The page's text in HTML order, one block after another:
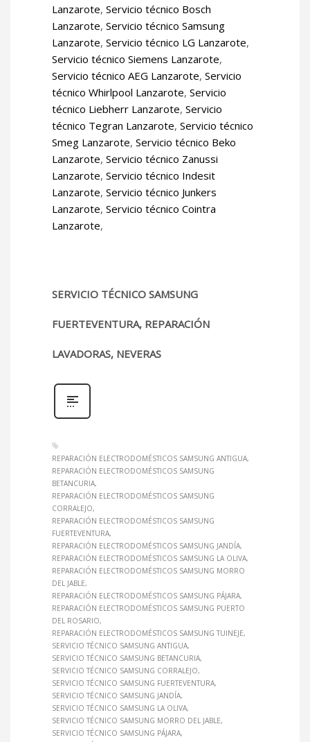
Lanzarote, Servicio técnico Bosch
Lanzarote, Servicio técnico Samsung
Lanzarote, Servicio técnico LG Lanzarote,
Servicio técnico Siemens Lanzarote,
Servicio técnico AEG Lanzarote, Servicio
técnico Whirlpool Lanzarote, Servicio
técnico Liebherr Lanzarote, Servicio
técnico Tegran Lanzarote, Servicio técnico
Smeg Lanzarote, Servicio técnico Beko
Lanzarote, Servicio técnico Zanussi
Lanzarote, Servicio técnico Indesit
Lanzarote, Servicio técnico Junkers
Lanzarote, Servicio técnico Cointra
Lanzarote,
SERVICIO TÉCNICO SAMSUNG
FUERTEVENTURA, REPARACIÓN
LAVADORAS, NEVERAS
REPARACIÓN ELECTRODOMÉSTICOS SAMSUNG ANTIGUA
REPARACIÓN ELECTRODOMÉSTICOS SAMSUNG
BETANCURIA
REPARACIÓN ELECTRODOMÉSTICOS SAMSUNG
CORRALEJO
REPARACIÓN ELECTRODOMÉSTICOS SAMSUNG
FUERTEVENTURA
REPARACIÓN ELECTRODOMÉSTICOS SAMSUNG JANDÍA
REPARACIÓN ELECTRODOMÉSTICOS SAMSUNG LA OLIVA
REPARACIÓN ELECTRODOMÉSTICOS SAMSUNG MORRO
DEL JABLE
REPARACIÓN ELECTRODOMÉSTICOS SAMSUNG PÁJARA
REPARACIÓN ELECTRODOMÉSTICOS SAMSUNG PUERTO
DEL ROSARIO
REPARACIÓN ELECTRODOMÉSTICOS SAMSUNG TUINEJE
SERVICIO TÉCNICO SAMSUNG ANTIGUA
SERVICIO TÉCNICO SAMSUNG BETANCURIA
SERVICIO TÉCNICO SAMSUNG CORRALEJO
SERVICIO TÉCNICO SAMSUNG FUERTEVENTURA
SERVICIO TÉCNICO SAMSUNG JANDÍA
SERVICIO TÉCNICO SAMSUNG LA OLIVA
SERVICIO TÉCNICO SAMSUNG MORRO DEL JABLE
SERVICIO TÉCNICO SAMSUNG PÁJARA